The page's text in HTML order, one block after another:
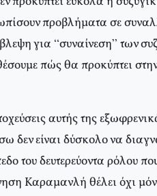
προβλήματα σε
για “συναίνεση” των
πώς θα προκύπτει
αυτής της
δεν είναι δύσκολο να
του δευτερεύοντα ρόλου
Καραμανλή θέλει όχι